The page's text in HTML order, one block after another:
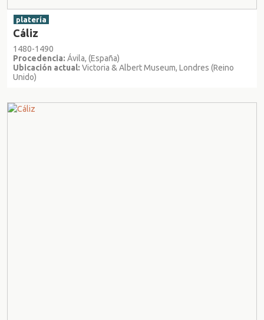
platería
Cáliz
1480-1490
Procedencia: Ávila, (España)
Ubicación actual: Victoria & Albert Museum, Londres (Reino
Unido)